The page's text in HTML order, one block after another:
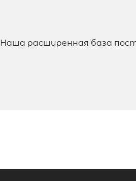
Наша расширенная база